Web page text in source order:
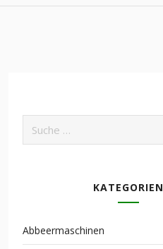
KATEGORIEN
Abbeermaschinen